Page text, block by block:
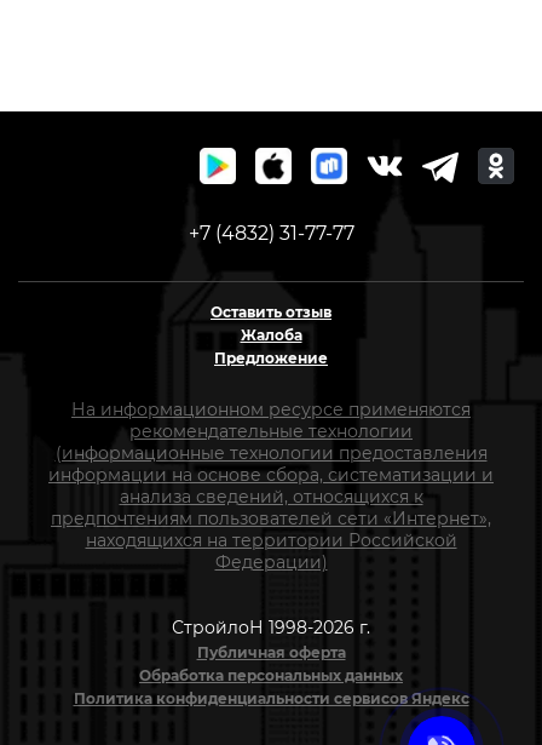
+7 (4832) 31-77-77
Оставить отзыв
Жалоба
Предложение
На информационном ресурсе применяются
рекомендательные технологии
(информационные технологии предоставления
информации на основе сбора, систематизации и
анализа сведений, относящихся к
предпочтениям пользователей сети «Интернет»,
находящихся на территории Российской
Федерации)
СтройлоН 1998-2026 г.
Публичная оферта
Обработка персональных данных
Политика конфиденциальности сервисов Яндекс